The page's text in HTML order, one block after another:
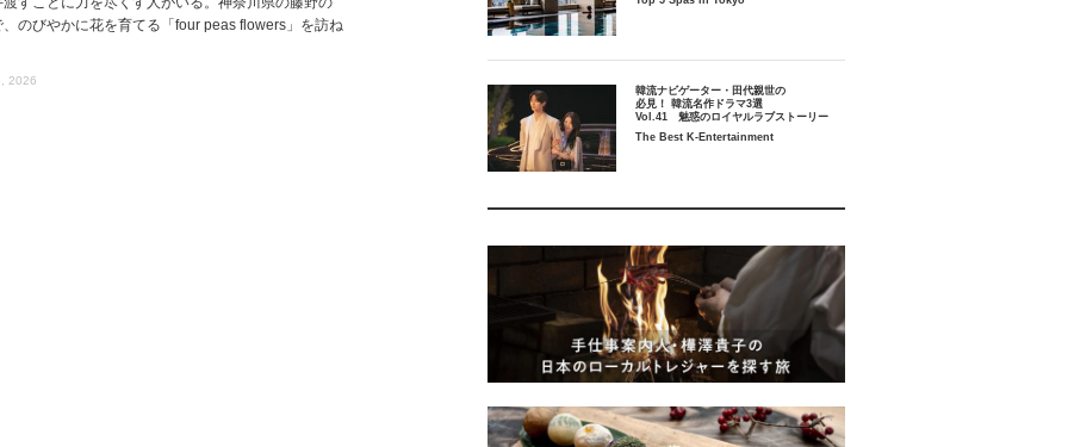
、のびやかに花を育てる「four peas flowers」を訪ね
2026
韓流ナビゲーター・田代親世の
必見！ 韓流名作ドラマ3選
Vol.41 魅惑のロイヤルラブストーリー
The Best K-Entertainment